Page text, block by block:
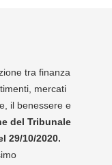
tra finanza
mercati
il benessere e
del Tribunale
29/10/2020.